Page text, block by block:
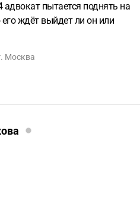
пытается поднять на
ждёт выйдет ли он или
Москва